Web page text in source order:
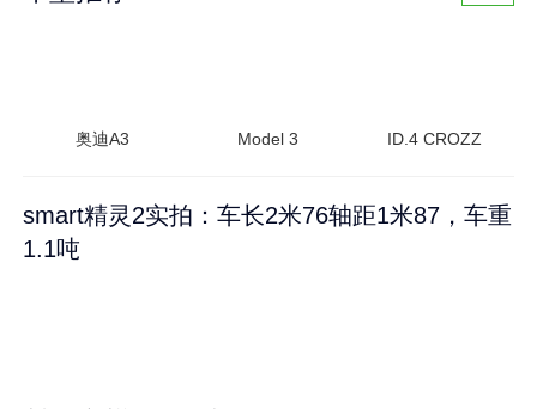
奥迪A3 Model 3 ID.4 CROZZ
smart精灵2实拍：车长2米76轴距1米87，车重
1.1吨